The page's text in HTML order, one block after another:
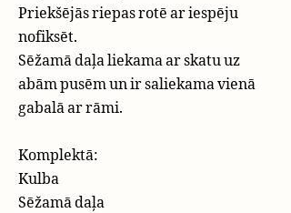
Priekšējās riepas rotē ar iespēju
nofiksēt.
Sēžamā daļa liekama ar skatu uz
abām pusēm un ir saliekama vienā
gabalā ar rāmi.
Komplektā:
Kulba
Sēžamā daļa